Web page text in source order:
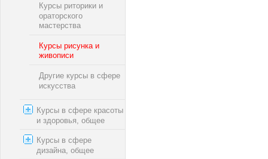
Курсы риторики и
ораторского
мастерства
Курсы рисунка и
живописи
Другие курсы в сфере
искусства
Курсы в сфере красоты
и здоровья, общее
Курсы в сфере
дизайна, общее